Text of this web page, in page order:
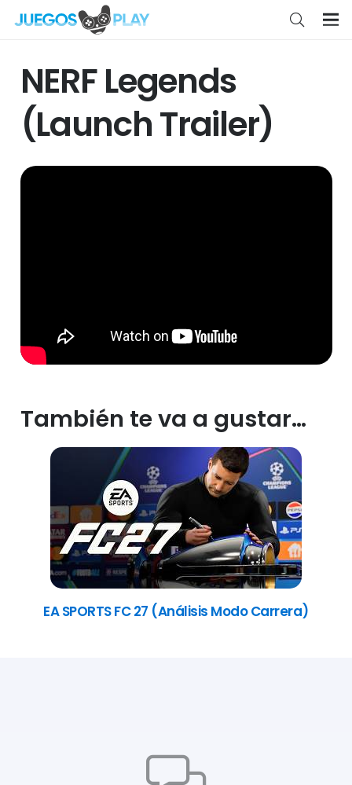
NERF Legends
(Launch Trailer)
También te va a gustar…
EA SPORTS FC 27 (Análisis Modo Carrera)